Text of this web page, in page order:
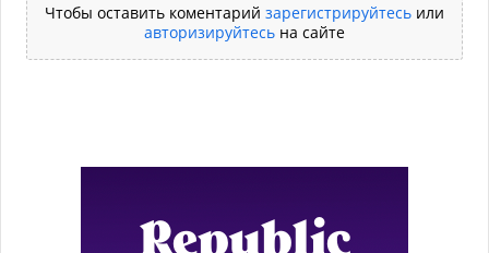
Чтобы оставить коментарий зарегистрируйтесь или
авторизируйтесь на сайте